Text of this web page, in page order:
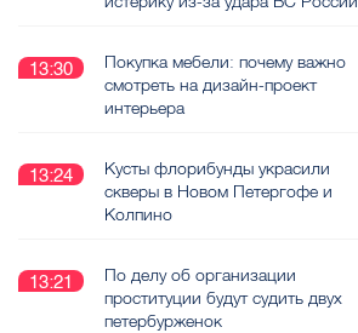
13:30
Покупка мебели: почему важно
смотреть на дизайн-проект
интерьера
13:24
Кусты флорибунды украсили
скверы в Новом Петергофе и
Колпино
13:21
По делу об организации
проституции будут судить двух
петербурженок